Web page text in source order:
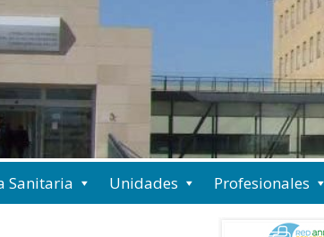
Sanitaria Unidades Profesionales